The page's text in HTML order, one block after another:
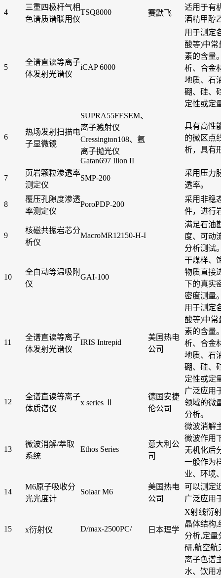
4
三重四极杆气相
色谱质谱联用仪
TSQ8000 赛默飞
适用于有
酒精甲醇
5
全谱直读等离子
体发射光谱仪
iCAP 6000
用于测定
酸等)中
素的含量
析、合金
地质、石
硼、硅、
定性或定
6
热场发射扫描电
子显微镜
SUPRA55FESEM、
离子溅射仪
Cressington108、氩
离子抛光仪
Gatan697 Ilion II
具有高性
的微区点
析，具有
7
页岩颗粒渗透率
测定仪
SMP-200
采用压力
透率。
8
覆压孔隙度渗透
率测定仪
PoroPDP-200
采用非稳
件，进行
9
核磁共振岩芯分
析仪
MacroMR12150-H-I
满足石油
度、可动
分析测试
10
全自动等温吸附
仪
GAI-100
干煤样、
物质直接
下的真实
密度测量
11
全谱直读等离子
体发射光谱仪
IRIS Intrepid
美国热电
公司
用于测定
酸等)中
素的含量
析、合金
地质、石
硼、硅、
定性或定
12
全谱直读等离子
体质谱仪
x series Ⅱ
德国安捷
伦公司
广泛应用
领域的微
分析。
13
微波消解/萃取
系统
Ethos Series
意大利公
司
微波消解
微波作用
无机化后
一般作为
业、环境
14
M6原子吸收分
光光度计
Solaar M6
美国热电
公司
可以测定
广泛应用
15 x衍射仪 D/max-2500PC/ 日本理学
X射线衍
晶体结构,
分析,定量
研,航空航
离子色谱
水、饮用